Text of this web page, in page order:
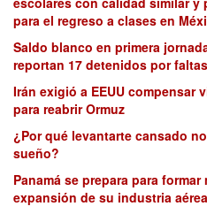
para el regreso a clases en
Saldo blanco en primera
reportan 17 detenidos por
Irán exigió a EEUU compensar
para reabrir Ormuz
¿Por qué levantarte cansado
sueño?
Panamá se prepara para
expansión de su industria aérea